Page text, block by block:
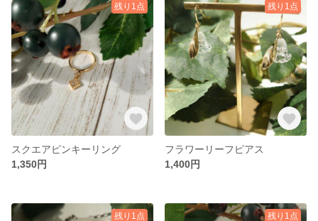
残り1点
スクエアピンキーリング
1,350円
残り1点
フラワーリーフピアス
1,400円
残り1点 残り1点